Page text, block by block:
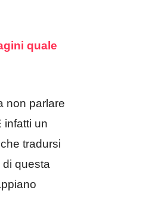
quale
non parlare
infatti un
tradursi
di questa